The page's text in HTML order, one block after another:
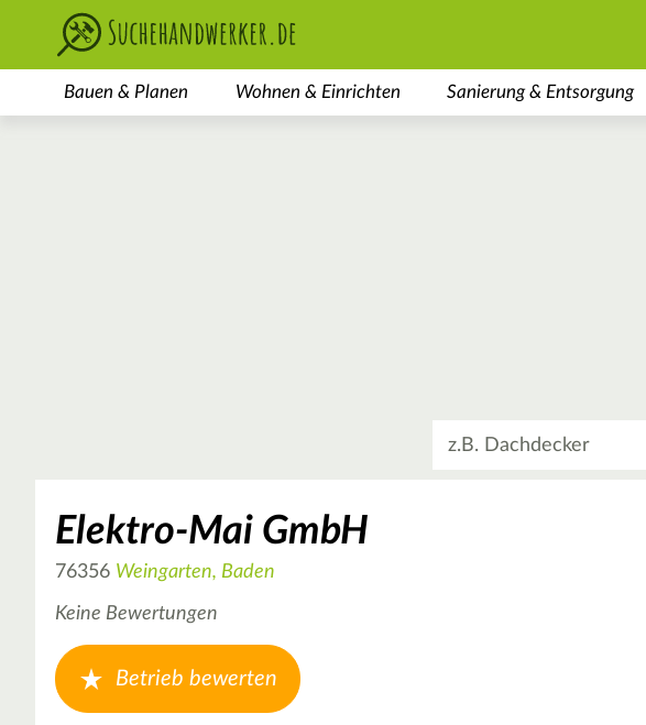
Bauen & Planen Wohnen & Einrichten Sanierung & Entsorgung
Elektro-Mai GmbH
76356 Weingarten, Baden
Keine Bewertungen
Betrieb bewerten